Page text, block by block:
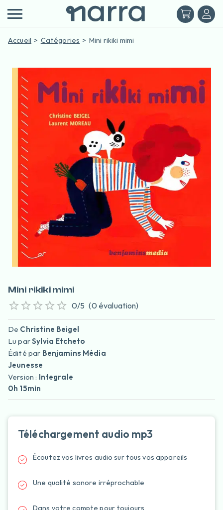
Accueil Catégories Mini rikiki mimi
Mini rikiki mimi
0/5 (0 évaluation)
De Christine Beigel
Lu parSylvia Etcheto
Édité par Benjamins Média
Jeunesse
Version : Integrale
0h 15min
Téléchargement audio mp3
Écoutez vos livres audio sur tous vos appareils
Une qualité sonore irréprochable
Dans votre compte pour toujours